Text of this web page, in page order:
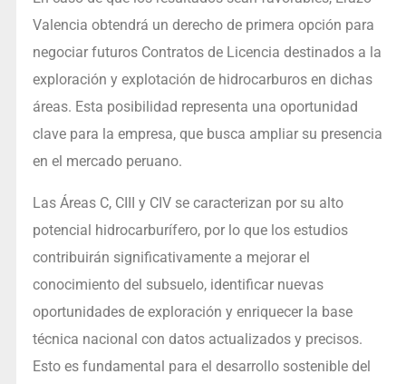
Valencia obtendrá un derecho de primera opción para
negociar futuros Contratos de Licencia destinados a la
exploración y explotación de hidrocarburos en dichas
áreas. Esta posibilidad representa una oportunidad
clave para la empresa, que busca ampliar su presencia
en el mercado peruano.
Las Áreas C, CIII y CIV se caracterizan por su alto
potencial hidrocarburífero, por lo que los estudios
contribuirán significativamente a mejorar el
conocimiento del subsuelo, identificar nuevas
oportunidades de exploración y enriquecer la base
técnica nacional con datos actualizados y precisos.
Esto es fundamental para el desarrollo sostenible del